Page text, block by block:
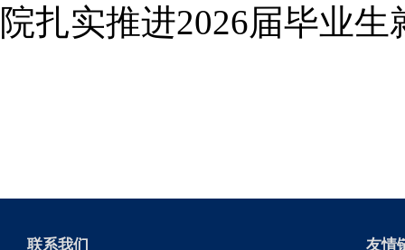
院扎实推进2026届毕业
联系我们 友情